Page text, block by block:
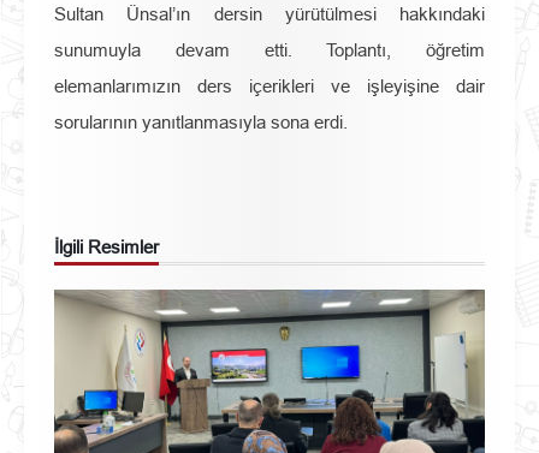
Sultan Ünsal’ın dersin yürütülmesi hakkındaki
sunumuyla devam etti. Toplantı, öğretim
elemanlarımızın ders içerikleri ve işleyişine dair
sorularının yanıtlanmasıyla sona erdi.
İlgili Resimler